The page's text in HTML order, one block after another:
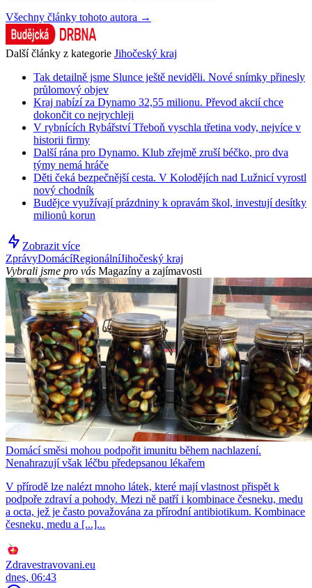
Všechny články tohoto autora →
Další články z kategorie Jihočeský kraj
Tak detailně jsme Slunce ještě neviděli. Nové snímky přinesly
průlomový objev
Kraj nabízí za Dynamo 32,55 milionu. Převod akcií chce
dokončit co nejrychleji
V rybnících Rybářství Třeboň vyschla třetina vody, nejvíce v
historii firmy
Další rána pro Dynamo. Klub zřejmě zruší béčko, pro dva
týmy nemá hráče
Děti čeká bezpečnější cesta. V Kolodějích nad Lužnicí vyrostl
nový chodník
Budějce využívají prázdniny k opravám škol, investují desítky
milionů korun
Zobrazit více
ZprávyDomácíRegionálníJihočeský kraj
Vybrali jsme pro vás Magazíny a zajímavosti
Domácí směsi mohou podpořit imunitu během nachlazení.
Nenahrazují však léčbu předepsanou lékařem
V přírodě lze nalézt mnoho látek, které mají vlastnost přispět k
podpoře zdraví a pohody. Mezi ně patří i kombinace česneku, medu
a octa, jež je často považována za přírodní antibiotikum. Kombinace
česneku, medu a [...]...
Zdravestravovani.eu
dnes, 06:43